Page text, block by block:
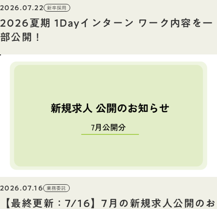
2026.07.22 新卒採用
2026夏期 1Dayインターン ワーク内容を一
部公開！
2026.07.16 業務委託
【最終更新：7/16】7月の新規求人公開のお